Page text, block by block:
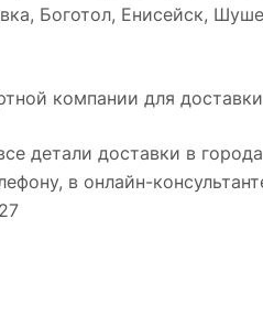
Боготол, Енисейск,
компании для
детали доставки в
в онлайн-